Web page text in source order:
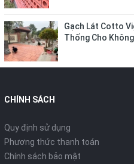
Gạch Lát Cotto
Thống Cho
CHÍNH SÁCH
Quy định sử dụng
Phương thức thanh toán
Chính sách bảo mật